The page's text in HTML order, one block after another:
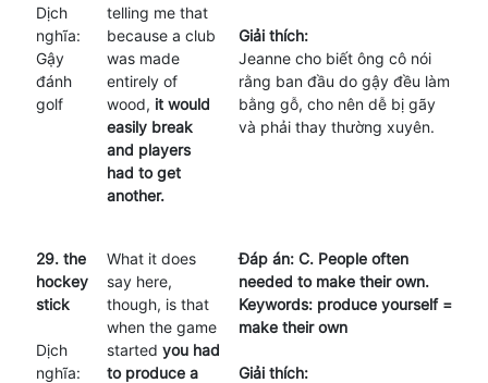
Dịch
nghĩa:
Gậy
đánh
golf
telling me that
because a club
was made
entirely of
wood, it would
easily break
and players
had to get
another.
Giải thích:
Jeanne cho biết ông cô nói
rằng ban đầu do gậy đều làm
bằng gỗ, cho nên dễ bị gãy
và phải thay thường xuyên.
29. the
hockey
stick
Dịch
nghĩa:
What it does
say here,
though, is that
when the game
started you had
to produce a
Đáp án: C. People often
needed to make their own.
Keywords: produce yourself =
make their own
Giải thích: